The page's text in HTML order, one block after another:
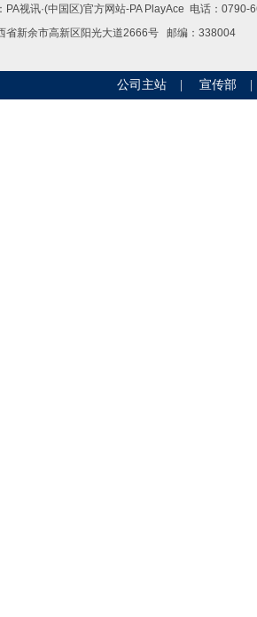
PA视讯·(中国区)官方网站-PAPlayAce 电话：0790-
省新余市高新区阳光大道2666号邮编：338004
公司主站 宣传部